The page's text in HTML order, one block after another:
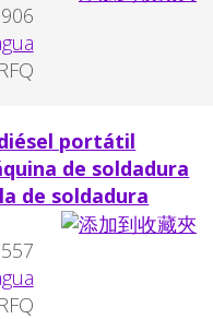
RFQ
portátil
de soldadura
de soldadura
RFQ